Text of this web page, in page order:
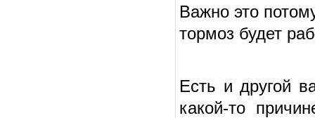
Важно это
тормоз будет
Есть и другой
какой-то